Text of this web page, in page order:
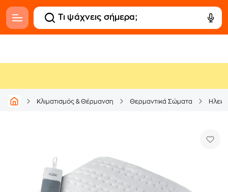
Κλιματισμός & Θέρμανση Θερμαντικά Σώματα